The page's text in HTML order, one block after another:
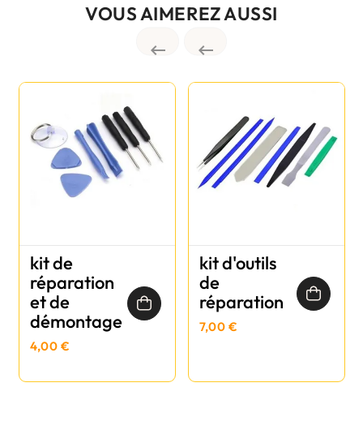
VOUS AIMEREZ AUSSI
 
kit de
réparation
et de
démontage
4,00 €
kit d'outils
de
réparation
7,00 €